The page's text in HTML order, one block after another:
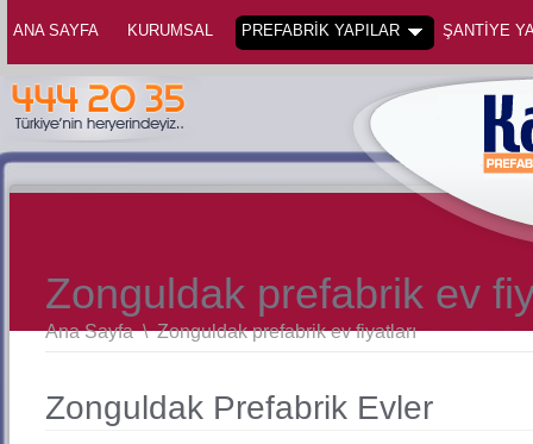
ANA SAYFA KURUMSAL PREFABRİK YAPILAR ŞANTİYE
Zonguldak prefabrik ev
Ana Sayfa \Zonguldak prefabrik ev fiyatları
Zonguldak Prefabrik Evler